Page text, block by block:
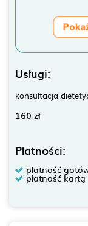
Usługi:
konsultacja
160 zł
Płatności:
płatność
płatność kartą